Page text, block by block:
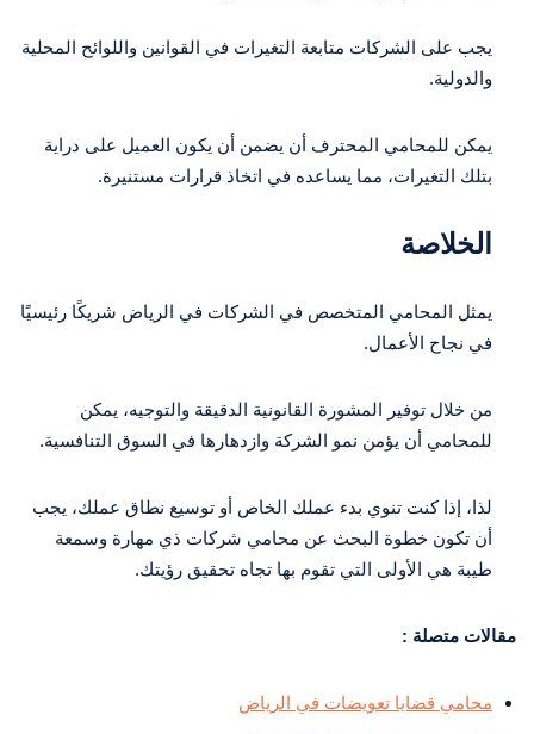
يجب على الشركات متابعة التغيرات في القوانين واللوائح المحلية
والدولية.
يمكن للمحامي المحترف أن يضمن أن يكون العميل على دراية
بتلك التغيرات، مما يساعده في اتخاذ قرارات مستنيرة.
الخلاصة
يمثل المحامي المتخصص في الشركات في الرياض شريكًا رئيسيًا
في نجاح الأعمال.
من خلال توفير المشورة القانونية الدقيقة والتوجيه، يمكن
للمحامي أن يؤمن نمو الشركة وازدهارها في السوق التنافسية.
لذا، إذا كنت تنوي بدء عملك الخاص أو توسيع نطاق عملك، يجب
أن تكون خطوة البحث عن محامي شركات ذي مهارة وسمعة
طيبة هي الأولى التي تقوم بها تجاه تحقيق رؤيتك.
مقالات متصلة :
محامي قضايا تعويضات في الرياض